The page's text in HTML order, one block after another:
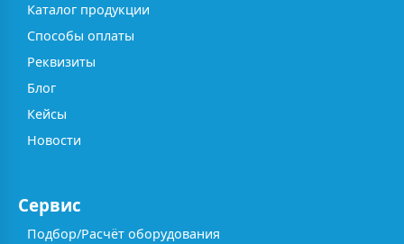
Каталог продукции
Способы оплаты
Реквизиты
Блог
Кейсы
Новости
Сервис
Подбор/Расчёт оборудования